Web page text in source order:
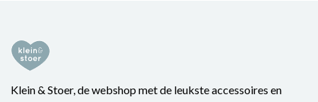
Klein & Stoer, de webshop met de leukste accessoires en